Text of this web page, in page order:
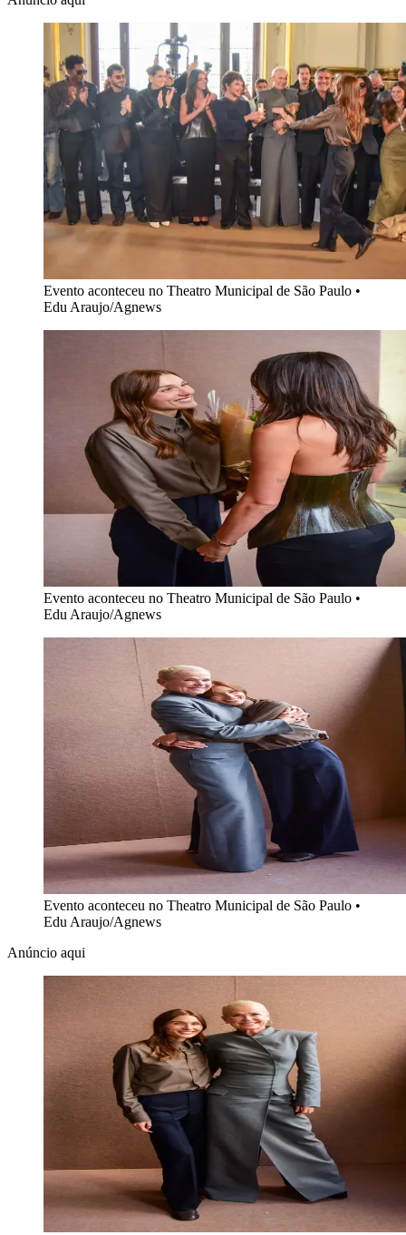
Evento aconteceu no Theatro Municipal de São Paulo •
Edu Araujo/Agnews
Evento aconteceu no Theatro Municipal de São Paulo •
Edu Araujo/Agnews
Evento aconteceu no Theatro Municipal de São Paulo •
Edu Araujo/Agnews
Anúncio aqui